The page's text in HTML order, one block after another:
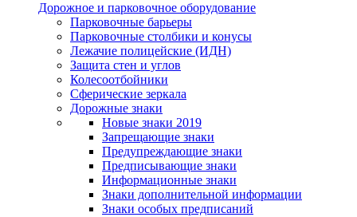
Дорожное и парковочное оборудование
Парковочные барьеры
Парковочные столбики и конусы
Лежачие полицейские (ИДН)
Защита стен и углов
Колесоотбойники
Сферические зеркала
Дорожные знаки
Новые знаки 2019
Запрещающие знаки
Предупреждающие знаки
Предписывающие знаки
Информационные знаки
Знаки дополнительной информации
Знаки особых предписаний